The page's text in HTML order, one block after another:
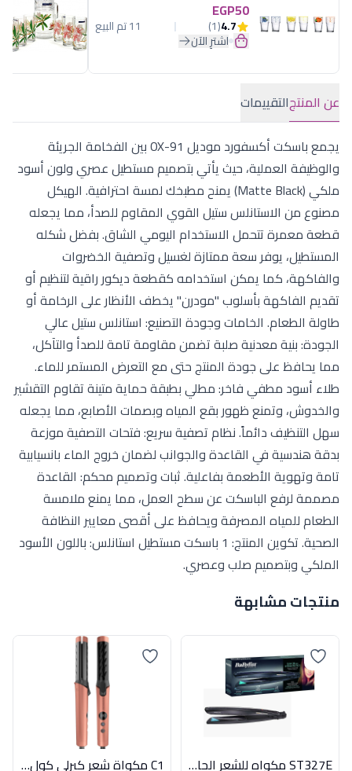
EGP50
4.7
(1) 11 تم البيع
اشترِ الآن
عن المنتجالتقييمات
يجمع باسكت أكسفورد موديل OX-91 بين الفخامة الجريئة
والوظيفة العملية، حيث يأتي بتصميم مستطيل عصري ولون أسود
ملكي (Matte Black) يمنح مطبخك لمسة احترافية. الهيكل
مصنوع من الاستانلس ستيل القوي المقاوم للصدأ، مما يجعله
قطعة معمرة تتحمل الاستخدام اليومي الشاق. بفضل شكله
المستطيل، يوفر سعة ممتازة لغسيل وتصفية الخضروات
والفاكهة، كما يمكن استخدامه كقطعة ديكور راقية لتنظيم أو
تقديم الفاكهة بأسلوب "مودرن" يخطف الأنظار على الرخامة أو
طاولة الطعام. الخامات وجودة التصنيع: استانلس ستيل عالي
الجودة: بنية معدنية صلبة تضمن مقاومة تامة للصدأ والتآكل،
مما يحافظ على جودة المنتج حتى مع التعرض المستمر للماء.
طلاء أسود مطفي فاخر: مطلي بطبقة حماية متينة تقاوم التقشير
والخدوش، وتمنع ظهور بقع المياه وبصمات الأصابع، مما يجعله
سهل التنظيف دائماً. نظام تصفية سريع: فتحات التصفية موزعة
بدقة هندسية في القاعدة والجوانب لضمان خروج الماء بانسيابية
تامة وتهوية الأطعمة بفاعلية. ثبات وتصميم محكم: القاعدة
مصممة لرفع الباسكت عن سطح العمل، مما يمنع ملامسة
الطعام للمياه المصرفة ويحافظ على أقصى معايير النظافة
الصحية. تكوين المنتج: 1 باسكت مستطيل استانلس: باللون الأسود
الملكي وبتصميم صلب وعصري.
منتجات مشابهة
ST327E مكواه للشعر الجاف والرطب
C1 مكواة شعر كيرلى كول روز جولد راش براش